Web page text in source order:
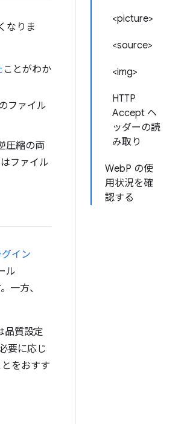
<picture>
<source>
<img>
HTTP
Accept ヘ
ッダーの読
み取り
WebP の使
用状況を確
認する
なりま
ことがわか
ファイル
圧縮の両
ファイル
イン
ル
一方、
品質設定
要に応じ
をおすす